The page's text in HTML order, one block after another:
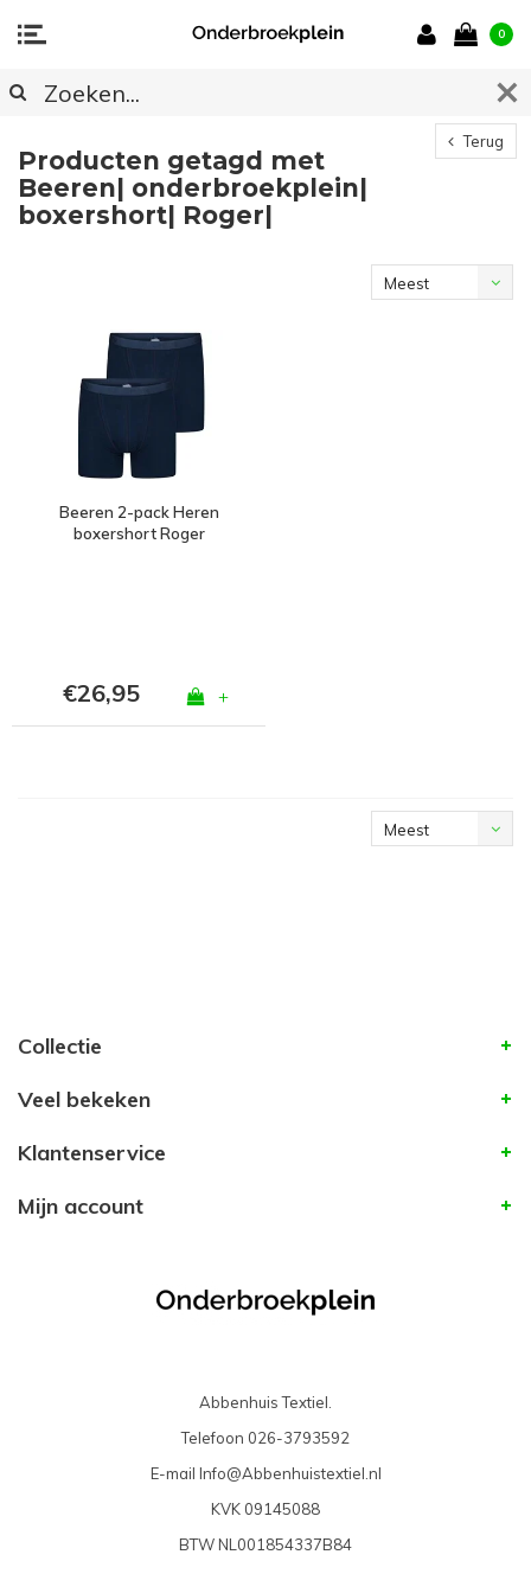
0
Terug
Producten getagd met
Beeren| onderbroekplein|
boxershort| Roger|
Meest
Beeren 2-pack Heren
boxershort Roger
€26,95 +
Meest
Collectie
Veel bekeken
Klantenservice
Mijn account
Abbenhuis Textiel.
Telefoon 026-3793592
E-mail Info@Abbenhuistextiel.nl
KVK 09145088
BTWNL001854337B84